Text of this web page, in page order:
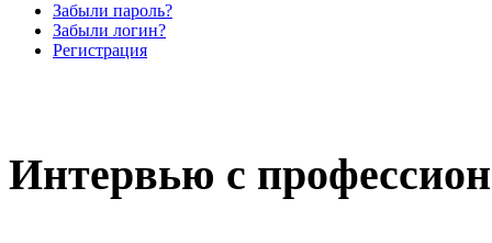
Забыли пароль?
Забыли логин?
Регистрация
Интервью с